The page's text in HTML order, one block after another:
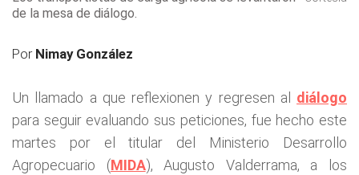
de la mesa de diálogo.
Por Nimay González
Un llamado a que reflexionen y regresen al diálogo
para seguir evaluando sus peticiones, fue hecho este
martes por el titular del Ministerio Desarrollo
Agropecuario (MIDA), Augusto Valderrama, a los